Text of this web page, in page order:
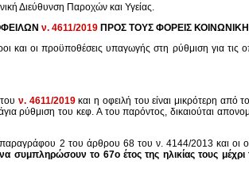
Διεύθυνση Παροχών και Υγείας.
ν. 4611/2019ΠΡΟΣ ΤΟΥΣ ΦΟΡΕΙΣ
και οι προϋποθέσεις υπαγωγής στη ρύθμιση για τις
ν. 4611/2019 και η οφειλή του είναι μικρότερη από
ρύθμιση του κεφ. Α του παρόντος, δικαιούται
2 του άρθρου 68 του ν. 4144/2013 και οι
το 67ο έτος της ηλικίας τους